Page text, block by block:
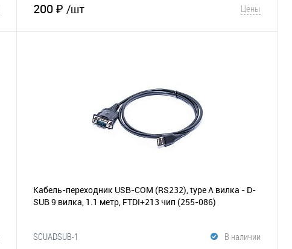
200 ₽/шт Цены
Кабель-переходник USB-COM (RS232), type А вилка - D-
SUB 9 вилка, 1.1 метр, FTDI+213 чип (255-086)
В наличии
SCUADSUB-1